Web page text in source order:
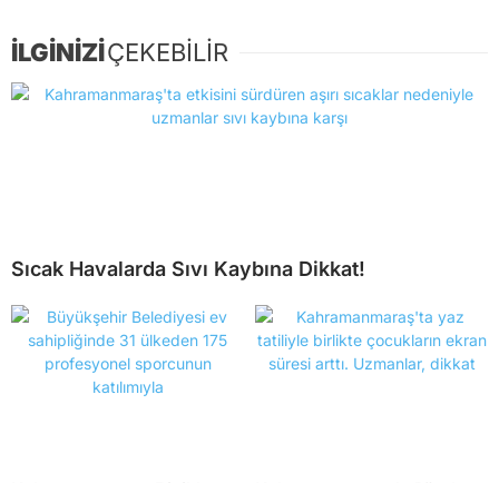
İLGİNİZİÇEKEBİLİR
Sıcak Havalarda Sıvı Kaybına Dikkat!